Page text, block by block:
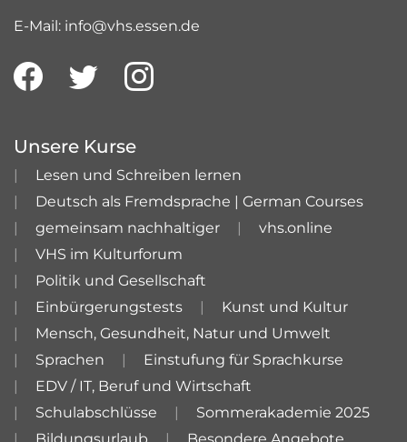
E-Mail: info@vhs.essen.de
Unsere Kurse
Lesen und Schreiben lernen
Deutsch als Fremdsprache | German Courses
gemeinsam nachhaltiger
vhs.online
VHS im Kulturforum
Politik und Gesellschaft
Einbürgerungstests
Kunst und Kultur
Mensch, Gesundheit, Natur und Umwelt
Sprachen
Einstufung für Sprachkurse
EDV / IT, Beruf und Wirtschaft
Schulabschlüsse
Sommerakademie 2025